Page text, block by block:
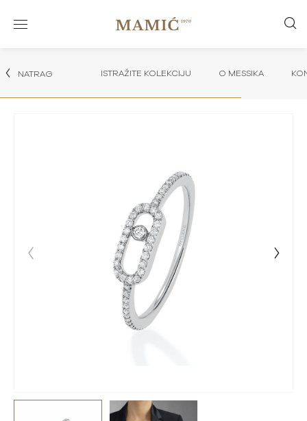
NATRAG ISTRAŽITE KOLEKCIJU O MESSIKA